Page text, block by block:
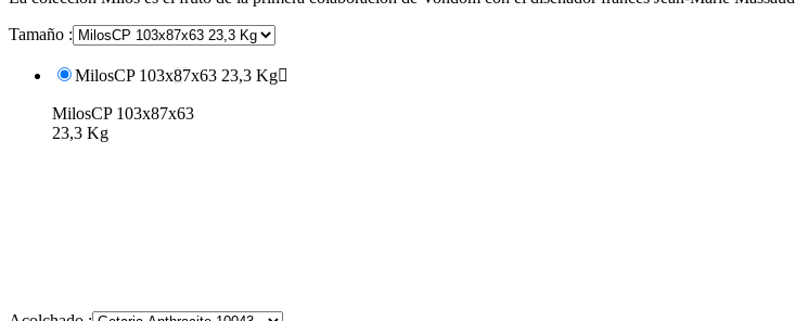
Tamaño :
MilosCP 103x87x63 23,3 Kg
MilosCP 103x87x63
23,3 Kg